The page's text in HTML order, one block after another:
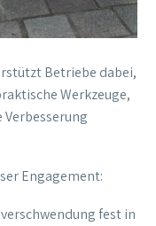
Betriebe dabei,
Werkzeuge,
Engagement:
fest in